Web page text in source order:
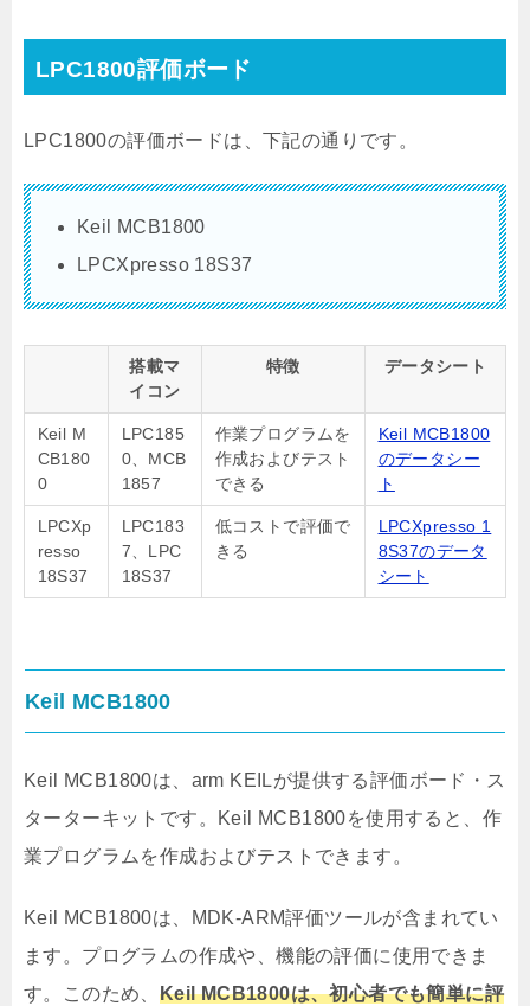
LPC1800評価ボード
LPC1800の評価ボードは、下記の通りです。
Keil MCB1800
LPCXpresso 18S37
搭載マ
イコン
特徴 データシート
Keil M
CB180
0
LPC185
0、MCB
1857
作業プログラムを
作成およびテスト
できる
Keil MCB1800
のデータシー
ト
LPCXp
resso
18S37
LPC183
7、LPC
18S37
低コストで評価で
きる
LPCXpresso 1
8S37のデータ
シート
Keil MCB1800
Keil MCB1800は、arm KEILが提供する評価ボード・ス
ターターキットです。Keil MCB1800を使用すると、作
業プログラムを作成およびテストできます。
Keil MCB1800は、MDK-ARM評価ツールが含まれてい
ます。プログラムの作成や、機能の評価に使用できま
す。このため、 Keil MCB1800は、初心者でも簡単に評